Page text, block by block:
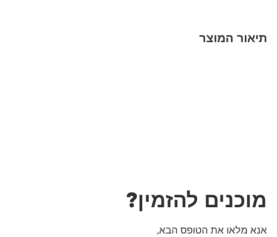
תיאור המוצר
מוכנים להזמין?
אנא מלאו את הטופס הבא,